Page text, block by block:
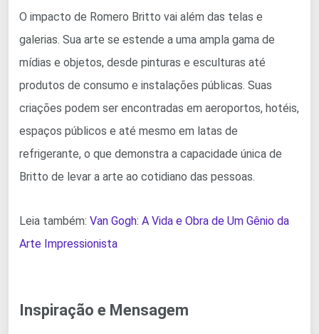
O impacto de Romero Britto vai além das telas e
galerias. Sua arte se estende a uma ampla gama de
mídias e objetos, desde pinturas e esculturas até
produtos de consumo e instalações públicas. Suas
criações podem ser encontradas em aeroportos, hotéis,
espaços públicos e até mesmo em latas de
refrigerante, o que demonstra a capacidade única de
Britto de levar a arte ao cotidiano das pessoas.
Leia também: Van Gogh: A Vida e Obra de Um Gênio da
Arte Impressionista
Inspiração e Mensagem